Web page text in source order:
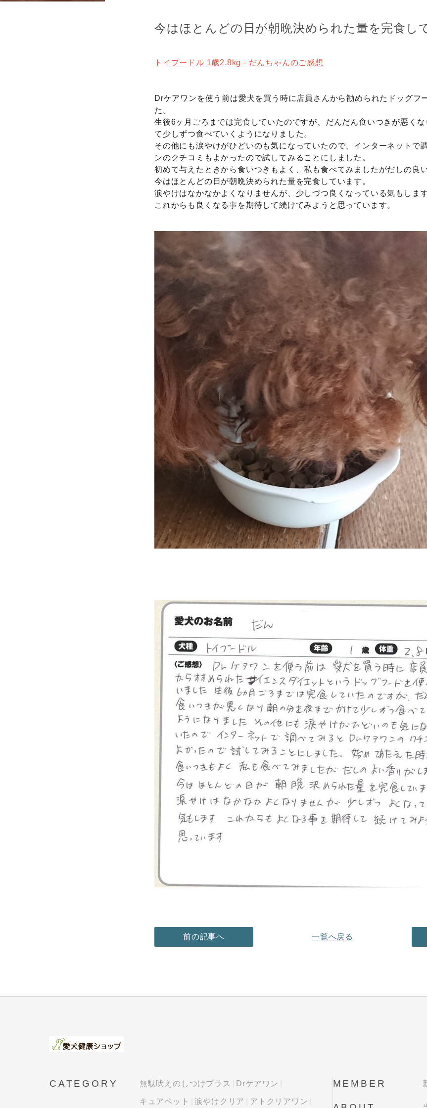
今はほとんどの日が朝晩決められた量を完食し
トイプードル 1歳2.8kg - だんちゃんのご感想
Drケアワンを使う前は愛犬を買う時に店員さんから勧められたドッグフ
た。
生後6ヶ月ごろまでは完食していたのですが、だんだん食いつきが悪く
て少しずつ食べていくようになりました。
その他にも涙やけがひどいのも気になっていたので、インターネットで
ンのクチコミもよかったので試してみることにしました。
初めて与えたときから食いつきもよく、私も食べてみましたがだしの良
今はほとんどの日が朝晩決められた量を完食しています。
涙やけはなかなかよくなりませんが、少しづつ良くなっている気もします
これからも良くなる事を期待して続けてみようと思っています。
前の記事へ 一覧へ戻る
CATEGORY 無駄吠えのしつけプラス Drケアワン
キュアペット 涙やけクリア アトクリアワン
MEMBER